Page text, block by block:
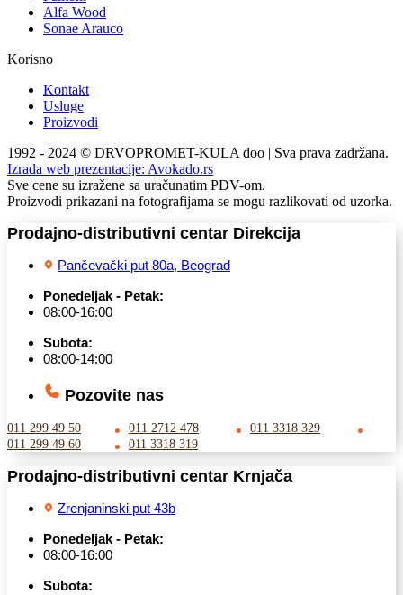
Alfa Wood
Sonae Arauco
Korisno
Kontakt
Usluge
Proizvodi
1992 - 2024 © DRVOPROMET-KULA doo | Sva prava zadržana.
Izrada web prezentacije: Avokado.rs
Sve cene su izražene sa uračunatim PDV-om.
Proizvodi prikazani na fotografijama se mogu razlikovati od uzorka.
Prodajno-distributivni centar Direkcija
Pančevački put 80a, Beograd
Ponedeljak - Petak:
08:00-16:00
Subota:
08:00-14:00
Pozovite nas
011 299 49 50 011 2712 478
011 3318 329
011 299 49 60
011 3318 319
Prodajno-distributivni centar Krnjača
Zrenjaninski put 43b
Ponedeljak - Petak:
08:00-16:00
Subota: